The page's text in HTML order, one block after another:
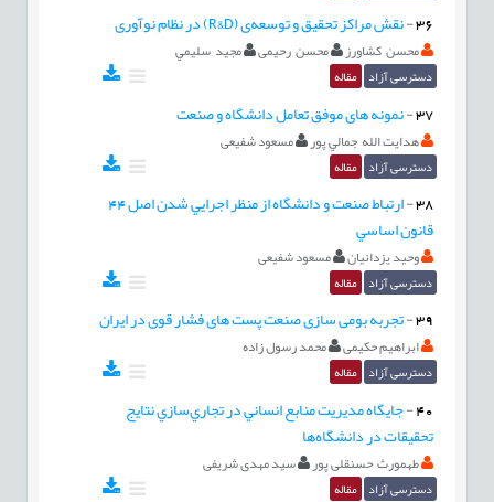
36
-نقش مراکز تحقیق و توسعه‌ی (R&D) در نظام نوآوری
محسن کشاورز محسن رحيمی مجيد سليمي
دسترسی آزاد مقاله
37
-نمونه های موفق تعامل دانشگاه و صنعت
هدايت الله جمالي پور مسعود شفیعی
دسترسی آزاد مقاله
38
-
ارتباط صنعت و دانشگاه از منظر اجرايي شدن اصل 44
قانون اساسي
وحید یزدانیان مسعود شفیعی
دسترسی آزاد مقاله
39
-تجربه بومی سازی صنعت پست های فشار قوی در ایران
ابراهیم حکیمی محمد رسول زاده
دسترسی آزاد مقاله
40
-جايگاه مديريت منابع انساني در تجاري‌سازي نتايج
تحقيقات در دانشگاه‌ها
طهمورث حسنقلی پور سید مهدی شریفی
دسترسی آزاد مقاله